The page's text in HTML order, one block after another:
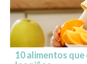
10 alimentos